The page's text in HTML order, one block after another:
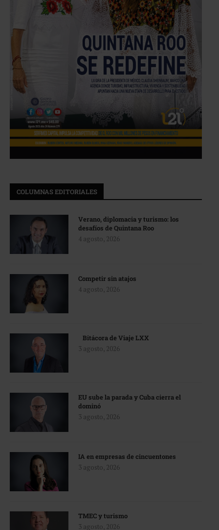
COLUMNAS EDITORIALES
Verano, diplomacia y turismo: los
desafíos de Quintana Roo
4 agosto, 2026
Competir sin atajos
4 agosto, 2026
Bitácora de Viaje LXX
3 agosto, 2026
EU sube la parada y Cuba cierra el
dominó
3 agosto, 2026
IA en empresas de cincuentones
3 agosto, 2026
TMEC y turismo
3 agosto, 2026